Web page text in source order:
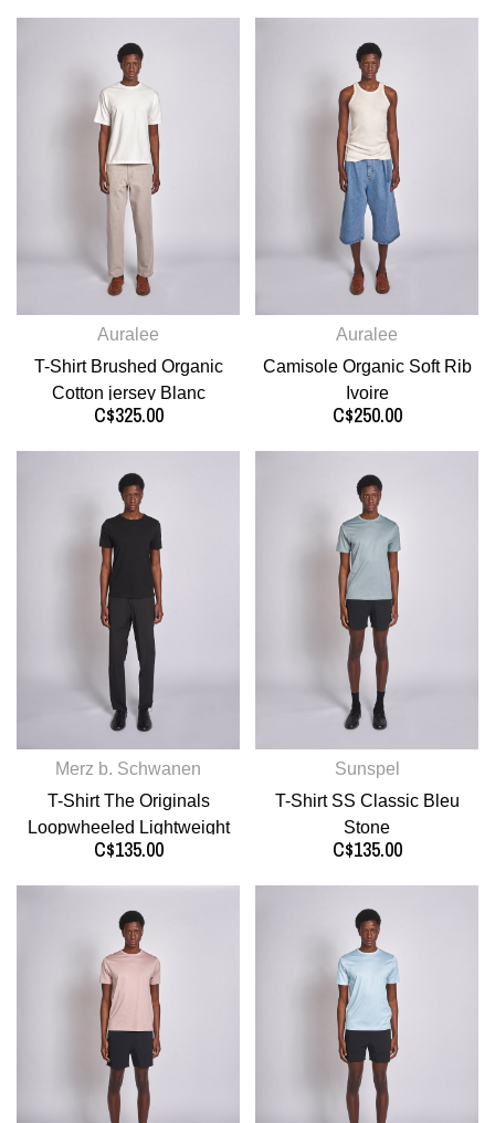
Auralee
T-Shirt Brushed Organic
Cotton jersey Blanc
C$325.00
Auralee
Camisole Organic Soft Rib
Ivoire
C$250.00
Merz b. Schwanen
T-Shirt The Originals
Loopwheeled Lightweight
Noir
C$135.00
Sunspel
T-Shirt SS Classic Bleu
Stone
C$135.00